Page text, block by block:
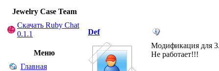
Jewelry Сase Team
Скачать Ruby Chat
0.1.1
Меню
Главная
Def
Модификация для
Не работает!!!